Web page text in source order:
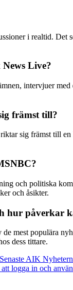
i realtid.
Live?
intervjuer
främst till?
sig främst till
och politiska
och åsikter.
hur påverkar
mest populära
dess tittare.
Senaste AIK
logga in och